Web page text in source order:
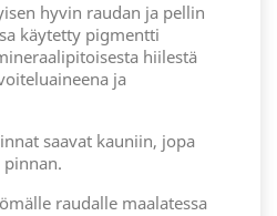
hyvin raudan ja pellin
käytetty pigmentti
hiilestä
ja
saavat kauniin, jopa
raudalle maalatessa